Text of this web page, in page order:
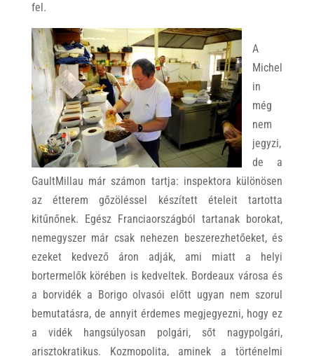
fel.
A
Michel
in
még
nem
jegyzi,
de a
GaultMillau már számon tartja: inspektora különösen
az étterem gőzöléssel készített ételeit tartotta
kitűnőnek. Egész Franciaországból tartanak borokat,
nemegyszer már csak nehezen beszerezhetőeket, és
ezeket kedvező áron adják, ami miatt a helyi
bortermelők körében is kedveltek. Bordeaux városa és
a borvidék a Borigo olvasói előtt ugyan nem szorul
bemutatásra, de annyit érdemes megjegyezni, hogy ez
a vidék hangsúlyosan polgári, sőt nagypolgári,
arisztokratikus. Kozmopolita, aminek a történelmi